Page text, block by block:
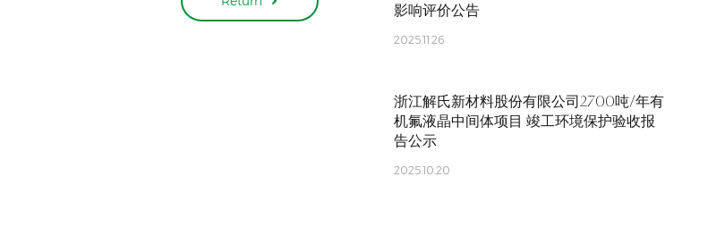
影响评价公告
2025.11.26
浙江解氏新材料股份有限公司2700吨/年有
机氟液晶中间体项目 竣工环境保护验收报
告公示
2025.10.20